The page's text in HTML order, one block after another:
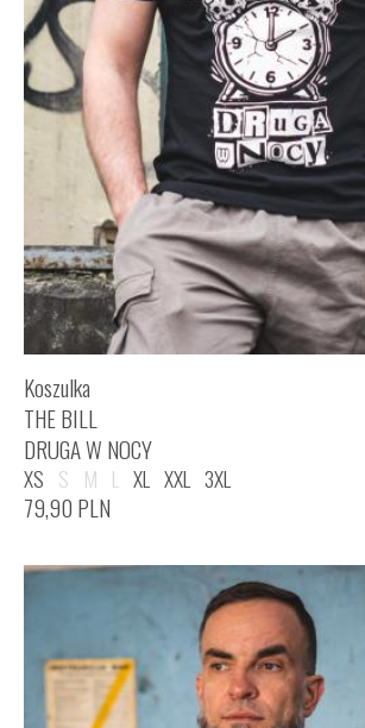
Koszulka
THE BILL
DRUGA W NOCY
XS S M L XL XXL 3XL
79,90 PLN